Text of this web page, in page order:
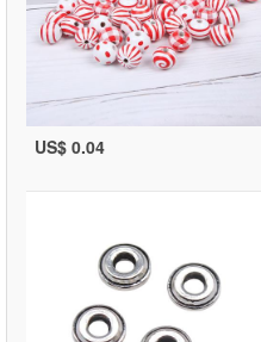
US$ 0.04